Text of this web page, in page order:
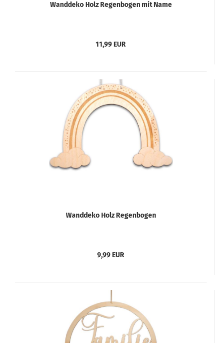
Wanddeko Holz Regenbogen mit Name
11,99 EUR
Wanddeko Holz Regenbogen
9,99 EUR